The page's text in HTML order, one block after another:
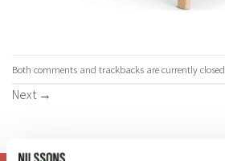
Both comments and trackbacks are currently closed.
Next →